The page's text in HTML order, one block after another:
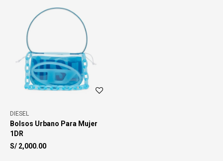
DIESEL
Bolsos Urbano Para Mujer
1DR
S/ 2,000.00